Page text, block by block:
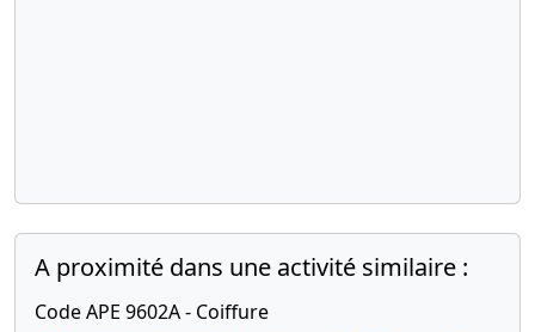
A proximité dans une activité similaire :
Code APE 9602A - Coiffure